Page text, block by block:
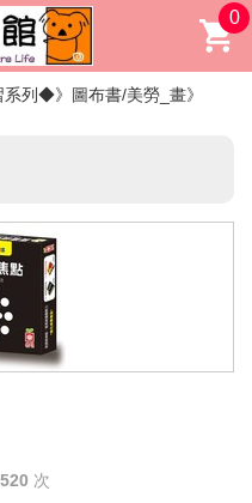
0
系列◆ 圖布書/美勞_畫
✖
次